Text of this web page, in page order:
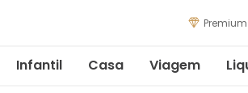
Premium
Infantil Casa Viagem